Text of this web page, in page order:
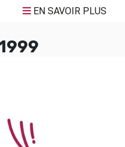
EN SAVOIR PLUS